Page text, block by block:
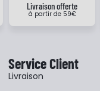
Livraison offerte
à partir de 59€
Service Client
Livraison